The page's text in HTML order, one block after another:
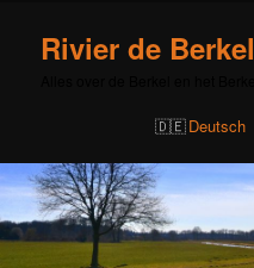
Rivier de Berkel
Deutsch